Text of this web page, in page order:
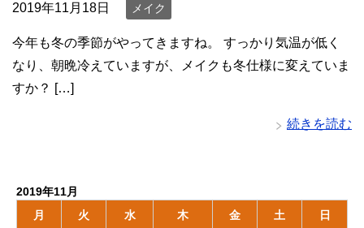
2019年11月18日 メイク
今年も冬の季節がやってきますね。 すっかり気温が低く
なり、朝晩冷えていますが、メイクも冬仕様に変えていま
すか？ […]
続きを読む
2019年11月
月
火 水 木 金 土 日